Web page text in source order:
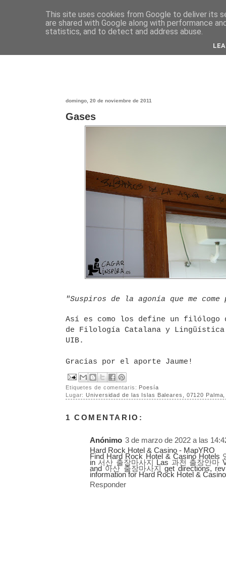
domingo, 20 de noviembre de 2011
Gases
"Suspiros de la agonía que me
Así es como los define un filólogo
de Filología Catalana y
UIB.
Gracias por el aporte Jaume!
Etiquetes de comentaris: Poesía
Lugar:Universidad de las Islas Baleares, 07120
1 COMENTARIO:
Anónimo 3 de marzo de 2022 a las
Hard Rock Hotel & Casino - MapYRO
Find Hard Rock Hotel & Casino Hotels
in서산 출장마사지 Las 과천 출장안마
and아산 출장마사지 get directions,
information for Hard Rock Hotel &
Responder
This site uses cookies from Google to deliver its
are shared with Google along with performance
statistics, and to detect and address abuse.